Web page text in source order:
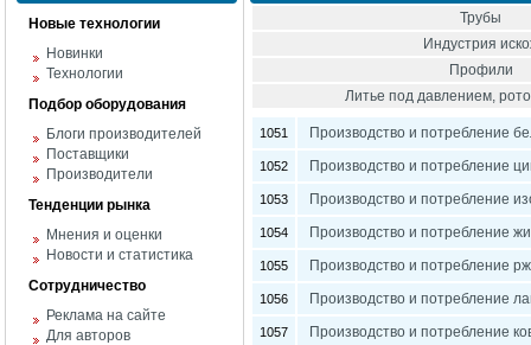
Новые технологии
Новинки
Технологии
Подбор оборудования
Блоги производителей
Поставщики
Производители
Тенденции рынка
Мнения и оценки
Новости и статистика
Сотрудничество
Реклама на сайте
Для авторов
Трубы
Индустрия
Профили
Литье под давлением,
1051 Производство и потребление
1052 Производство и потребление
1053 Производство и потребление
1054 Производство и потребление
1055 Производство и потребление
1056 Производство и потребление
1057 Производство и потребление